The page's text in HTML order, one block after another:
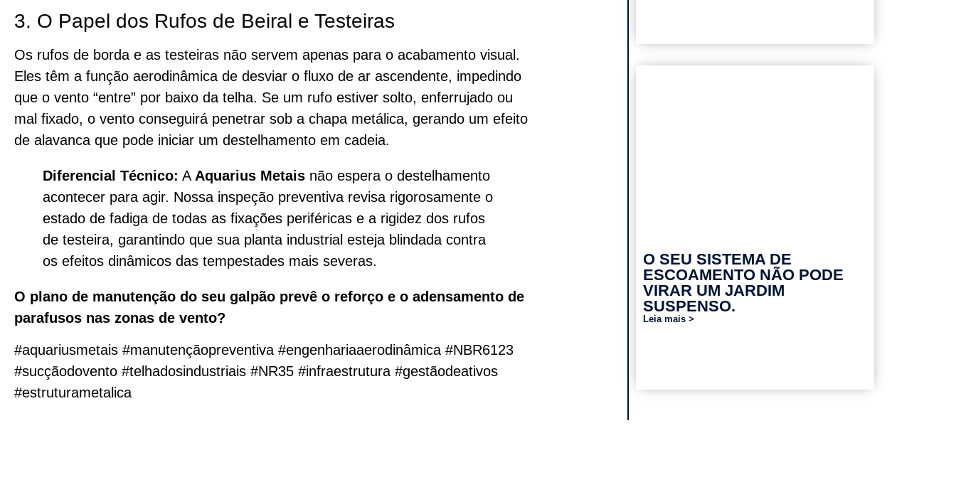
3. O Papel dos Rufos de Beiral e Testeiras
Os rufos de borda e as testeiras não servem apenas para o acabamento visual.
Eles têm a função aerodinâmica de desviar o fluxo de ar ascendente, impedindo
que o vento “entre” por baixo da telha. Se um rufo estiver solto, enferrujado ou
mal fixado, o vento conseguirá penetrar sob a chapa metálica, gerando um efeito
de alavanca que pode iniciar um destelhamento em cadeia.
Diferencial Técnico: A Aquarius Metaisnão espera o destelhamento
acontecer para agir. Nossa inspeção preventiva revisa rigorosamente o
estado de fadiga de todas as fixações periféricas e a rigidez dos rufos
de testeira, garantindo que sua planta industrial esteja blindada contra
os efeitos dinâmicos das tempestades mais severas.
O plano de manutenção do seu galpão prevê o reforço e o adensamento de
parafusos nas zonas de vento?
#aquariusmetais #manutençãopreventiva #engenhariaaerodinâmica #NBR6123
#sucçãodovento #telhadosindustriais #NR35 #infraestrutura #gestãodeativos
#estruturametalica
O SEU SISTEMA DE
ESCOAMENTO NÃO PODE
VIRAR UM JARDIM
SUSPENSO.
Leia mais >